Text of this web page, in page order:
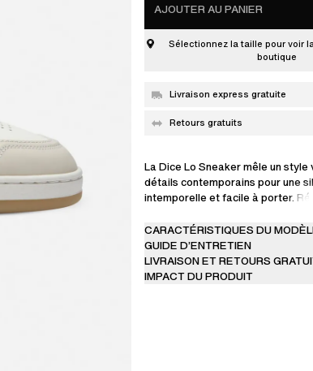
AJOUTER AU PANIER
Sélectionnez la taille pour voir
boutique
Livraison express gratuite
Retours gratuits
La Dice Lo Sneaker mêle un
détails contemporains pour une
intemporelle et facile à porter.
présente une tige composée
avec des perforations et un logo
CARACTÉRISTIQUES DU
GUIDE D’ENTRETIEN
LIVRAISON ET RETOURS
IMPACT DU PRODUIT